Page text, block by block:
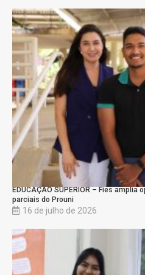
EDUCAÇÃO SUPERIOR – Fies
parciais do Prouni
16 de julho de 2026